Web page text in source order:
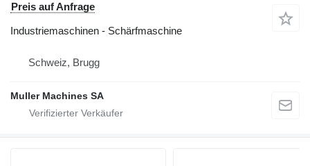
Preis auf Anfrage
Industriemaschinen - Schärfmaschine
Schweiz, Brugg
Muller Machines SA